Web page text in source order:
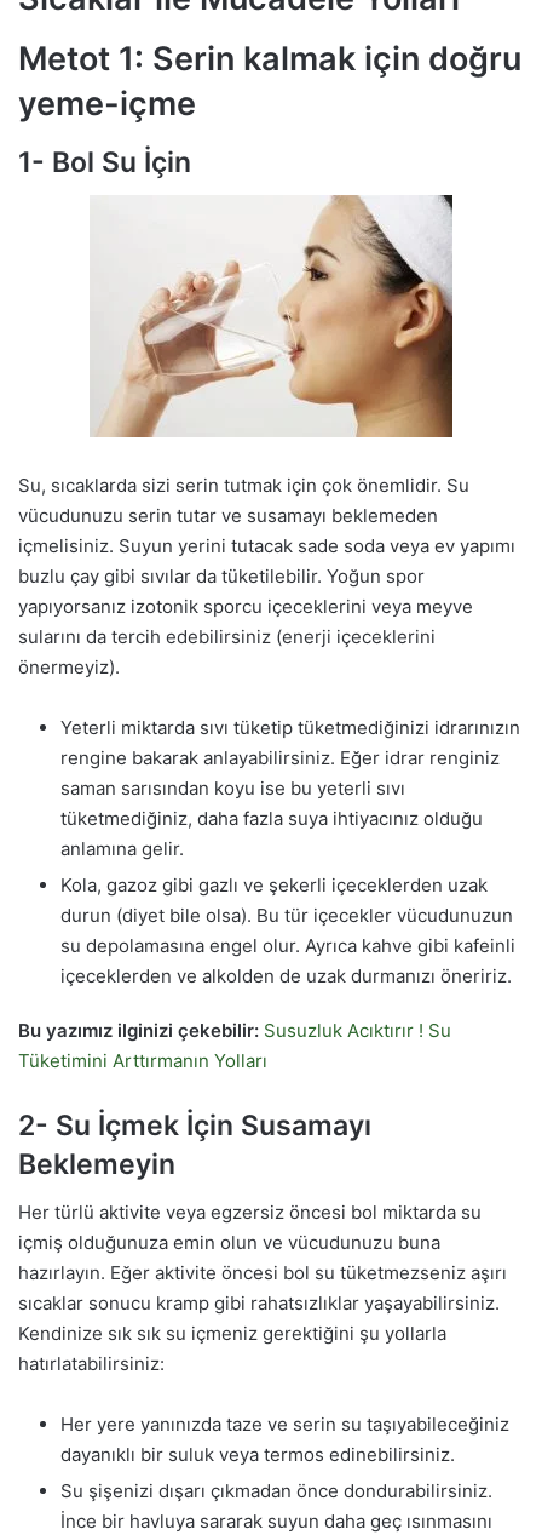
Metot 1: Serin kalmak için doğru
yeme-içme
1- Bol Su İçin
Su, sıcaklarda sizi serin tutmak için çok önemlidir. Su
vücudunuzu serin tutar ve susamayı beklemeden
içmelisiniz. Suyun yerini tutacak sade soda veya ev yapımı
buzlu çay gibi sıvılar da tüketilebilir. Yoğun spor
yapıyorsanız izotonik sporcu içeceklerini veya meyve
sularını da tercih edebilirsiniz (enerji içeceklerini
önermeyiz).
Yeterli miktarda sıvı tüketip tüketmediğinizi idrarınızın
rengine bakarak anlayabilirsiniz. Eğer idrar renginiz
saman sarısından koyu ise bu yeterli sıvı
tüketmediğiniz, daha fazla suya ihtiyacınız olduğu
anlamına gelir.
Kola, gazoz gibi gazlı ve şekerli içeceklerden uzak
durun (diyet bile olsa). Bu tür içecekler vücudunuzun
su depolamasına engel olur. Ayrıca kahve gibi kafeinli
içeceklerden ve alkolden de uzak durmanızı öneririz.
Bu yazımız ilginizi çekebilir: Susuzluk Acıktırır ! Su
Tüketimini Arttırmanın Yolları
2- Su İçmek İçin Susamayı
Beklemeyin
Her türlü aktivite veya egzersiz öncesi bol miktarda su
içmiş olduğunuza emin olun ve vücudunuzu buna
hazırlayın. Eğer aktivite öncesi bol su tüketmezseniz aşırı
sıcaklar sonucu kramp gibi rahatsızlıklar yaşayabilirsiniz.
Kendinize sık sık su içmeniz gerektiğini şu yollarla
hatırlatabilirsiniz:
Her yere yanınızda taze ve serin su taşıyabileceğiniz
dayanıklı bir suluk veya termos edinebilirsiniz.
Su şişenizi dışarı çıkmadan önce dondurabilirsiniz.
İnce bir havluya sararak suyun daha geç ısınmasını